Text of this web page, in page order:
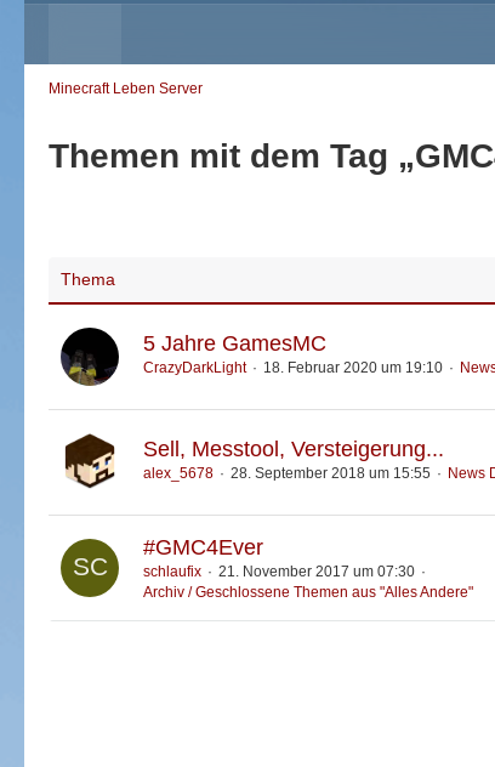
Minecraft Leben Server
Themen mit dem Tag
Thema
5 Jahre GamesMC
CrazyDarkLight 18. Februar 2020 um 19:10
Sell, Messtool, Versteigerung...
alex_5678 28. September 2018 um 15:55 News
#GMC4Ever
schlaufix
21. November 2017 um 07:30
Archiv / Geschlossene Themen aus "Alles Andere"